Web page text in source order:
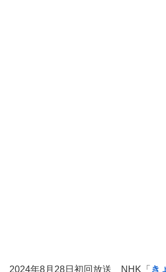
2024年8月28日初回放送 NHK「 き